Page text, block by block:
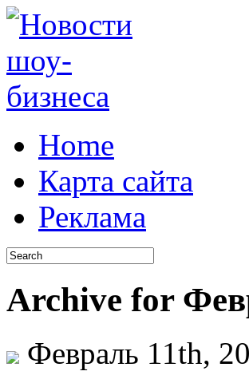
Home
Карта сайта
Реклама
Archive for
Февраль 11th,